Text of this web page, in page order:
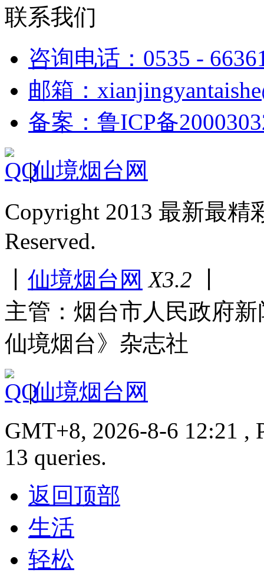
联系我们
咨询电话：0535 -
邮箱：
备案：鲁ICP备
|仙境烟台网
Copyright 2013 最新最
Reserved.
仙境烟台网 X3.2
主管：烟台市人民政府
仙境烟台》杂志社
|仙境烟台网
GMT+8, 2026-8-6 12:21 ,
13 queries.
返回顶部
生活
轻松